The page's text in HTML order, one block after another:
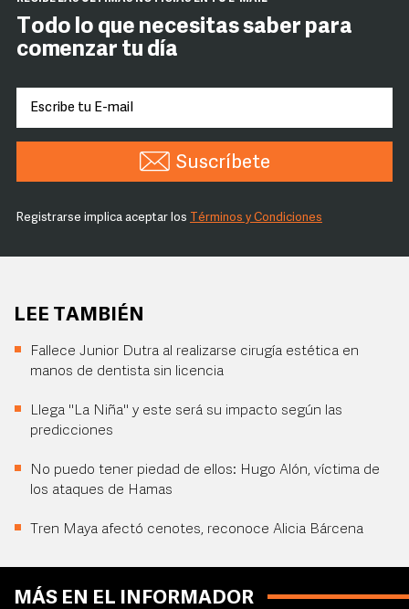
Todo lo que necesitas saber para
comenzar tu día
Suscríbete
Registrarse implica aceptar los Términos y Condiciones
LEE TAMBIÉN
Fallece Junior Dutra al realizarse cirugía estética en
manos de dentista sin licencia
Llega "La Niña" y este será su impacto según las
predicciones
No puedo tener piedad de ellos: Hugo Alón, víctima de
los ataques de Hamas
Tren Maya afectó cenotes, reconoce Alicia Bárcena
MÁS EN EL INFORMADOR